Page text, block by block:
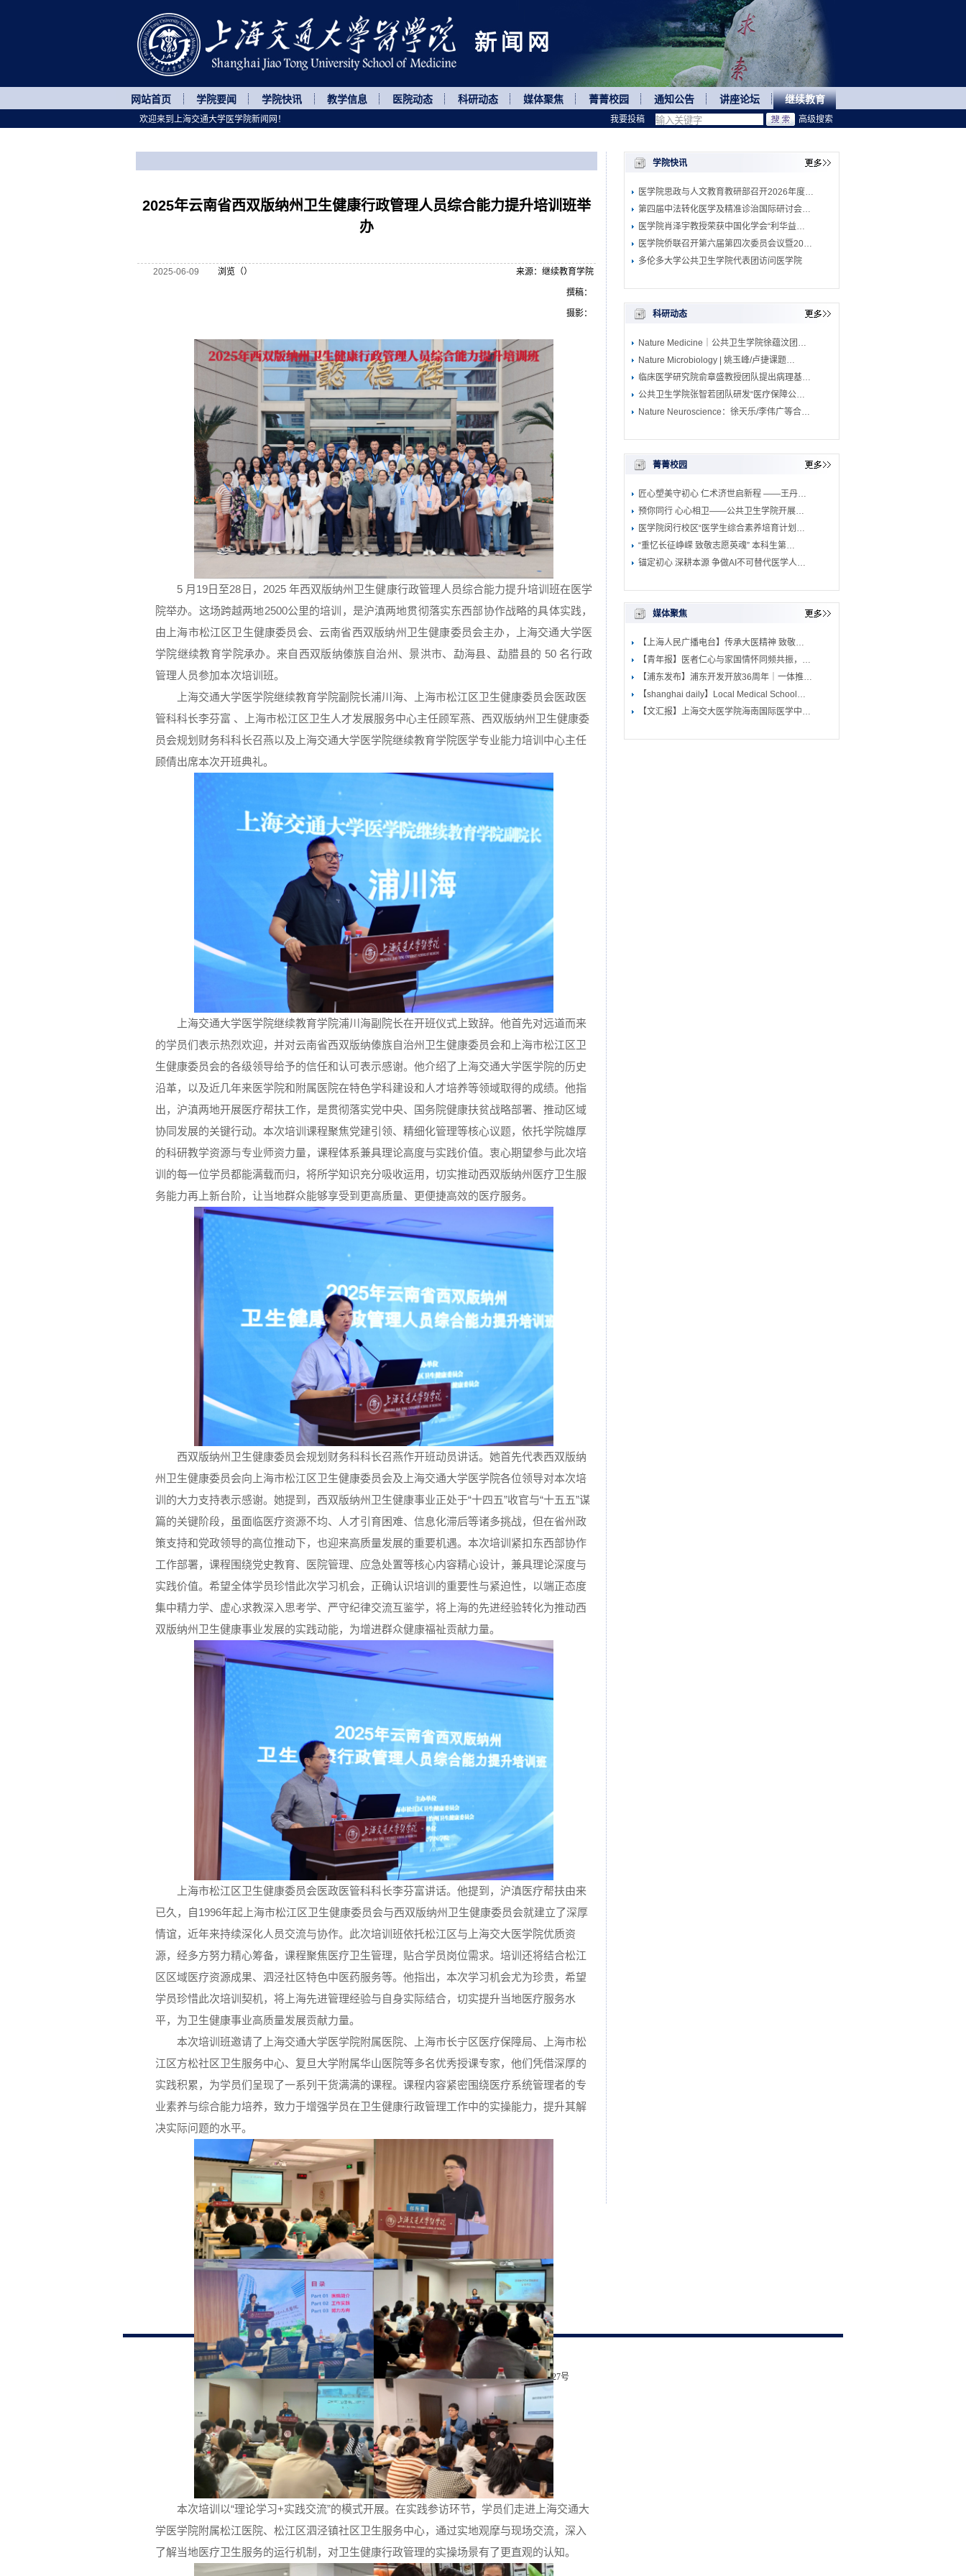
版权所有© 2025 上海交通大学医学院 总访问量：
浦东校区：上海市半夏路1号 黄浦校区：上海市重庆南路227号
电话：021-63846590
网站首页 学院要闻 学院快讯 教学信息 医院动态 科研动态 媒体聚焦 菁菁校园 通知公告 讲座论坛 继续教育
2025年云南省西双版纳州卫生健康行政管理人员综合能力提升培训班举
办
2025-06-09 浏览（） 来源：继续教育学院
撰稿：
摄影：
5 月19日至28日，2025 年西双版纳州卫生健康行政管理人员综合能力提升培训班在医学
院举办。这场跨越两地2500公里的培训，是沪滇两地贯彻落实东西部协作战略的具体实践，
由上海市松江区卫生健康委员会、云南省西双版纳州卫生健康委员会主办，上海交通大学医
学院继续教育学院承办。来自西双版纳傣族自治州、景洪市、勐海县、勐腊县的 50 名行政
管理人员参加本次培训班。
上海交通大学医学院继续教育学院副院长浦川海、上海市松江区卫生健康委员会医政医
管科科长李芬富 、上海市松江区卫生人才发展服务中心主任顾军燕、西双版纳州卫生健康委
员会规划财务科科长召燕以及上海交通大学医学院继续教育学院医学专业能力培训中心主任
顾倩出席本次开班典礼。
上海交通大学医学院继续教育学院浦川海副院长在开班仪式上致辞。他首先对远道而来
的学员们表示热烈欢迎，并对云南省西双版纳傣族自治州卫生健康委员会和上海市松江区卫
生健康委员会的各级领导给予的信任和认可表示感谢。他介绍了上海交通大学医学院的历史
沿革，以及近几年来医学院和附属医院在特色学科建设和人才培养等领域取得的成绩。他指
出，沪滇两地开展医疗帮扶工作，是贯彻落实党中央、国务院健康扶贫战略部署、推动区域
协同发展的关键行动。本次培训课程聚焦党建引领、精细化管理等核心议题，依托学院雄厚
的科研教学资源与专业师资力量，课程体系兼具理论高度与实践价值。衷心期望参与此次培
训的每一位学员都能满载而归，将所学知识充分吸收运用，切实推动西双版纳州医疗卫生服
务能力再上新台阶，让当地群众能够享受到更高质量、更便捷高效的医疗服务。
西双版纳州卫生健康委员会规划财务科科长召燕作开班动员讲话。她首先代表西双版纳
州卫生健康委员会向上海市松江区卫生健康委员会及上海交通大学医学院各位领导对本次培
训的大力支持表示感谢。她提到，西双版纳州卫生健康事业正处于“十四五”收官与“十五五”谋
篇的关键阶段，虽面临医疗资源不均、人才引育困难、信息化滞后等诸多挑战，但在省州政
策支持和党政领导的高位推动下，也迎来高质量发展的重要机遇。本次培训紧扣东西部协作
工作部署，课程围绕党史教育、医院管理、应急处置等核心内容精心设计，兼具理论深度与
实践价值。希望全体学员珍惜此次学习机会，正确认识培训的重要性与紧迫性，以端正态度
集中精力学、虚心求教深入思考学、严守纪律交流互鉴学，将上海的先进经验转化为推动西
双版纳州卫生健康事业发展的实践动能，为增进群众健康福祉贡献力量。
上海市松江区卫生健康委员会医政医管科科长李芬富讲话。他提到，沪滇医疗帮扶由来
已久，自1996年起上海市松江区卫生健康委员会与西双版纳州卫生健康委员会就建立了深厚
情谊，近年来持续深化人员交流与协作。此次培训班依托松江区与上海交大医学院优质资
源，经多方努力精心筹备，课程聚焦医疗卫生管理，贴合学员岗位需求。培训还将结合松江
区区域医疗资源成果、泗泾社区特色中医药服务等。他指出，本次学习机会尤为珍贵，希望
学员珍惜此次培训契机，将上海先进管理经验与自身实际结合，切实提升当地医疗服务水
平，为卫生健康事业高质量发展贡献力量。
本次培训班邀请了上海交通大学医学院附属医院、上海市长宁区医疗保障局、上海市松
江区方松社区卫生服务中心、复旦大学附属华山医院等多名优秀授课专家，他们凭借深厚的
实践积累，为学员们呈现了一系列干货满满的课程。课程内容紧密围绕医疗系统管理者的专
业素养与综合能力培养，致力于增强学员在卫生健康行政管理工作中的实操能力，提升其解
决实际问题的水平。
本次培训以“理论学习+实践交流”的模式开展。在实践参访环节，学员们走进上海交通大
学医学院附属松江医院、松江区泗泾镇社区卫生服务中心，通过实地观摩与现场交流，深入
了解当地医疗卫生服务的运行机制，对卫生健康行政管理的实操场景有了更直观的认知。
高级搜索
学院快讯
医学院思政与人文教育教研部召开2026年度…
第四届中法转化医学及精准诊治国际研讨会…
医学院肖泽宇教授荣获中国化学会“利华益…
医学院侨联召开第六届第四次委员会议暨20…
多伦多大学公共卫生学院代表团访问医学院
科研动态
Nature Medicine｜公共卫生学院徐蕴汶团…
Nature Microbiology | 姚玉峰/卢捷课题…
临床医学研究院俞章盛教授团队提出病理基…
公共卫生学院张智若团队研发“医疗保障公…
Nature Neuroscience：徐天乐/李伟广等合…
菁菁校园
匠心塑美守初心 仁术济世启新程 ——王丹…
预你同行 心心相卫——公共卫生学院开展…
医学院闵行校区“医学生综合素养培育计划…
“重忆长征峥嵘 致敬志愿英魂” 本科生第…
锚定初心 深耕本源 争做AI不可替代医学人…
媒体聚焦
【上海人民广播电台】传承大医精神 致敬…
【青年报】医者仁心与家国情怀同频共振，…
【浦东发布】浦东开发开放36周年｜一体推…
【shanghai daily】Local Medical School…
【文汇报】上海交大医学院海南国际医学中…
欢迎来到上海交通大学医学院新闻网！ 我要投稿